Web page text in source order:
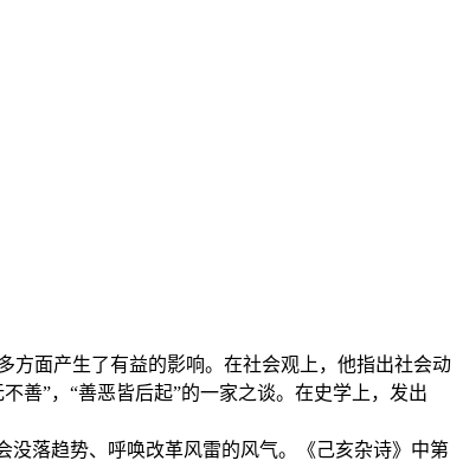
方面产生了有益的影响。在社会观上，他指出社会动
善”，“善恶皆后起”的一家之谈。在史学上，发出
没落趋势、呼唤改革风雷的风气。《己亥杂诗》中第